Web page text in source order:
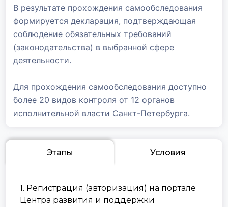
В результате прохождения самообследования
формируется декларация, подтверждающая
соблюдение обязательных требований
(законодательства) в выбранной сфере
деятельности.
Для прохождения самообследования доступно
более 20 видов контроля от 12 органов
исполнительной власти Санкт-Петербурга.
Этапы Условия
1. Регистрация (авторизация) на портале
Центра развития и поддержки